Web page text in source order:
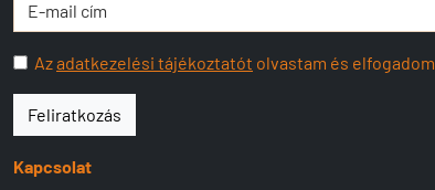
Azadatkezelési tájékoztatót olvastam és elfogadom
Feliratkozás
Kapcsolat